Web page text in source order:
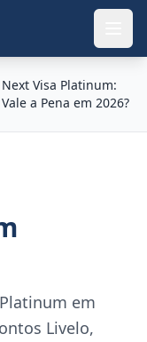
Next Visa Platinum:
Vale a Pena em 2026?
em
Livelo,